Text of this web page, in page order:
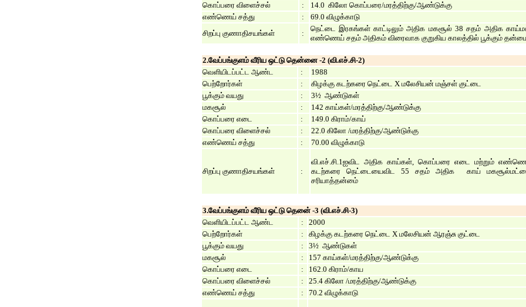
கொப்பரை விளைச்சல்
:
14.0 கிலோ கொப்பரை/மரத்திற்கு/ஆண்டுக்கு
எண்ணெய் சத்து
:
69.0 விழுக்காடு
சிறப்பு குணாதிசயங்கள்
:
நெட்டை இரகங்கள் காட்டிலும் அதிக மகசூல் 38 சதம் அதிக
எண்ணெய் சதம் அதிகம் விரைவாக குறுகிய காலத்தில் பூக்கும்
2.வேப்பங்குளம் வீரிய ஒட்டு தென்னை -2 (வி.எச்.சி-2)
வெளியிடப்பட்ட ஆண்ட
:
1988
பெற்றோர்கள்
:
கிழக்கு கடற்கரை நெட்டை X மலேசியன் மஞ்சள் குட்டை
பூக்கும் வயது
:
3½ ஆண்டுகள்
மகசூல்
:
142 காய்கள்/மரத்திற்கு/ஆண்டுக்கு
கொப்பரை எடை
:
149.0 கிராம்/காய்
கொப்பரை விளைச்சல்
:
22.0 கிலோ /மரத்திற்கு/ஆண்டுக்கு
எண்ணெய் சத்து
: 70.00 விழுக்காடு
சிறப்பு குணாதிசயங்கள் :
வி.எச்.சி.1ஐவிட அதிக காய்கள், கொப்பரை எடை மற்றும்
கடற்கரை நெட்டையைவிட 55 சதம் அதிக காய்
சரியாத்தன்மை்
3.வேப்பங்குளம் வீரிய ஒட்டு தெனை் -3 (வி.எச்.சி-3)
வெளியிடப்பட்ட ஆண்ட
:
2000
பெற்றோர்கள்
:
கிழக்கு கடற்கரை நெட்டை X மலேசியன் ஆரஞ்சு குட்டை
பூக்கும் வயது
:
3½ ஆண்டுகள்
மகசூல்
:
157 காய்கள்/மரத்திற்கு/ஆண்டுக்கு
கொப்பரை எடை
:
162.0 கிராம்/காய
கொப்பரை விளைச்சல்
:
25.4 கிலோ /மரத்திற்கு/ஆண்டுக்கு
எண்ணெய் சத்து
: 70.2 விழுக்காடு